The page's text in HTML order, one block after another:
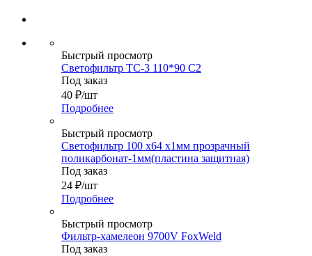
Быстрый просмотр
Светофильтр ТС-3 110*90 С2
Под заказ
40 ₽/шт
Подробнее
Быстрый просмотр
Светофильтр 100 х64 х1мм прозрачный
поликарбонат-1мм(пластина защитная)
Под заказ
24 ₽/шт
Подробнее
Быстрый просмотр
Фильтр-хамелеон 9700V FoxWeld
Под заказ